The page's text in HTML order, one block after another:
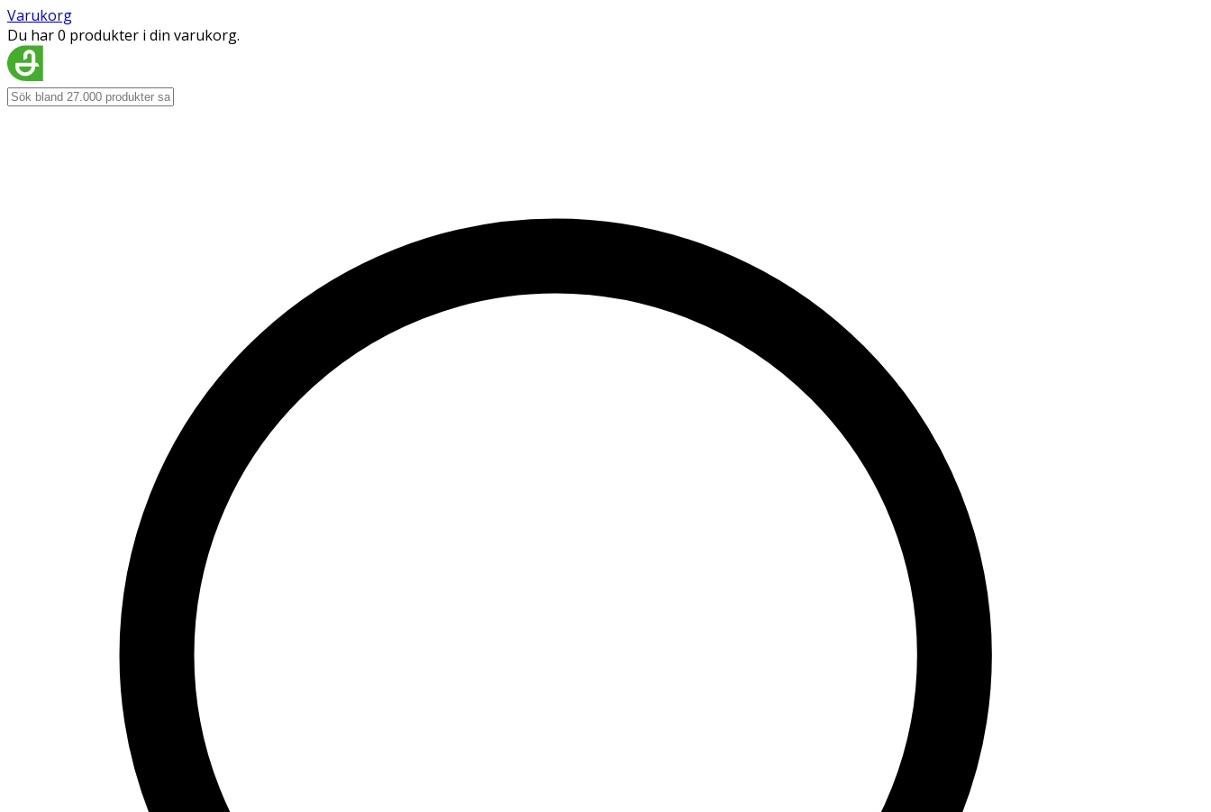
Varukorg
Du har 0 produkter i din varukorg.